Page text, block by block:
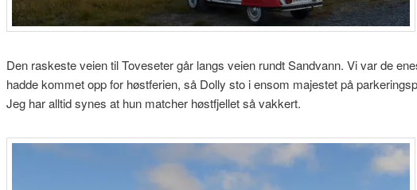
Den raskeste veien til Toveseter går langs veien rundt Sandvann. Vi var de
hadde kommet opp for høstferien, så Dolly sto i ensom majestet på
Jeg har alltid synes at hun matcher høstfjellet så vakkert.